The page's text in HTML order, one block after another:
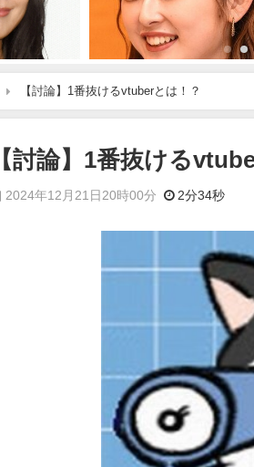
【討論】1番抜けるvtuberとは！？
【討論】1番抜ける
2024年12月21日20時00分 2分34秒